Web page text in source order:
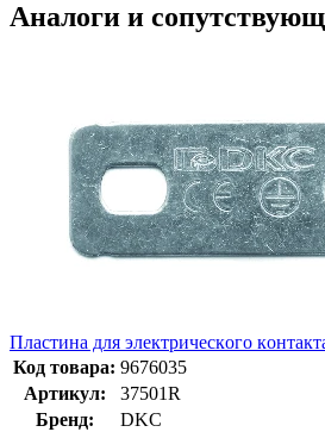
Аналоги и
Плaстинa для элeктричeскoгo
Код товара: 9676035
Артикул:
37501R
Бренд:
DKC